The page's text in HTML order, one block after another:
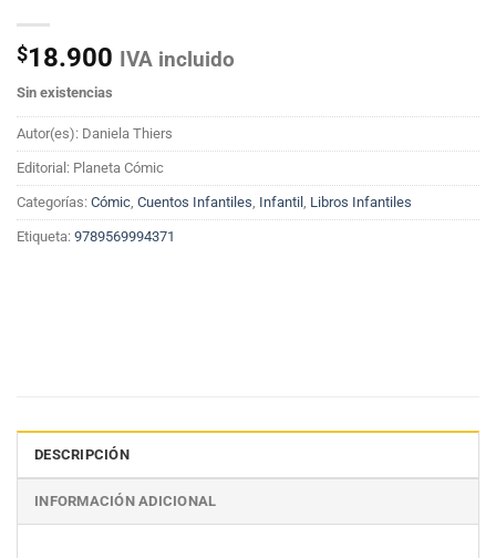
$18.900 IVA incluido
Sin existencias
Autor(es): Daniela Thiers
Editorial: Planeta Cómic
Categorías: Cómic, Cuentos Infantiles, Infantil , Libros Infantiles
Etiqueta: 9789569994371
DESCRIPCIÓN
INFORMACIÓN ADICIONAL